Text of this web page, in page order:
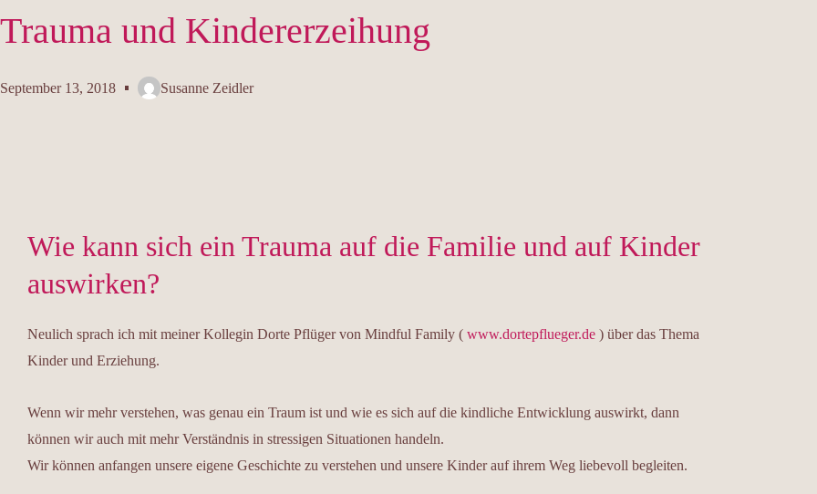
Trauma und Kindererzeihung
September 13, 2018 Susanne Zeidler
Wie kann sich ein Trauma auf die Familie und auf Kinder
auswirken?
Neulich sprach ich mit meiner Kollegin Dorte Pflüger von Mindful Family ( www.dortepflueger.de ) über das Thema
Kinder und Erziehung.
Wenn wir mehr verstehen, was genau ein Traum ist und wie es sich auf die kindliche Entwicklung auswirkt, dann
können wir auch mit mehr Verständnis in stressigen Situationen handeln.
Wir können anfangen unsere eigene Geschichte zu verstehen und unsere Kinder auf ihrem Weg liebevoll begleiten.